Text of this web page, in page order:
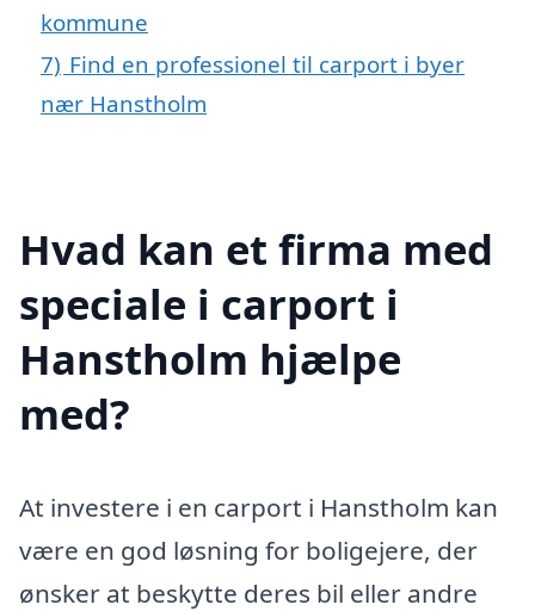
kommune
7) Find en professionel til carport i byer
nær Hanstholm
Hvad kan et firma med
speciale i carport i
Hanstholm hjælpe
med?
At investere i en carport i Hanstholm kan
være en god løsning for boligejere, der
ønsker at beskytte deres bil eller andre